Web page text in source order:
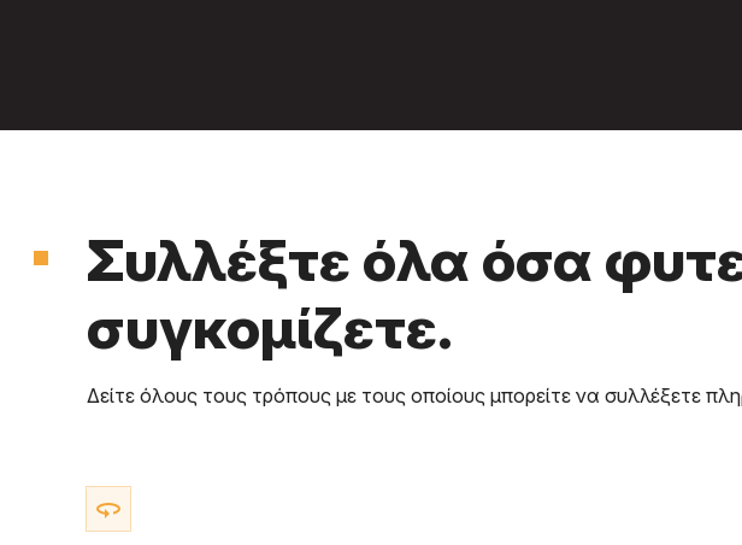
Συλλέξτε όλα όσα
συγκομίζετε.
Δείτε όλους τους τρόπους με τους οποίους μπορείτε να συλλέξετε
360